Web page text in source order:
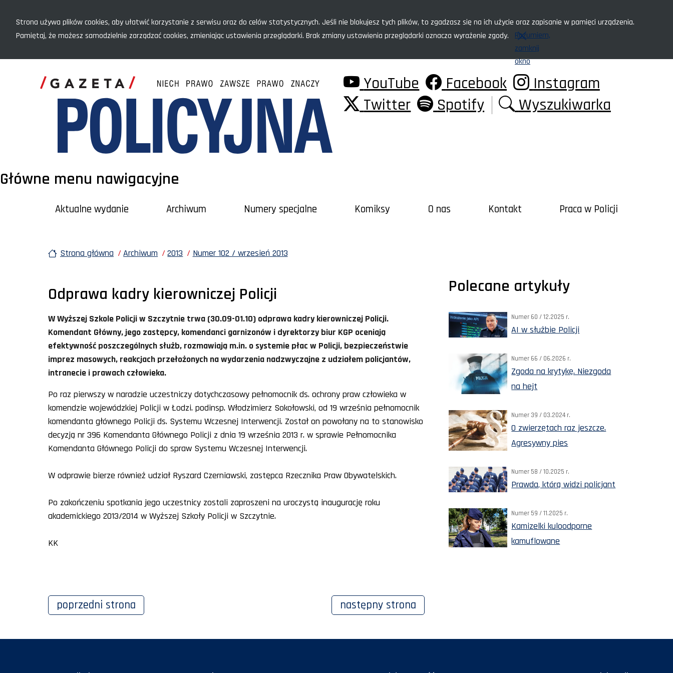
Strona używa plików cookies, aby ułatwić korzystanie z serwisu oraz do celów statystycznych. Jeśli nie blokujesz tych plików, to zgadzasz się na ich użycie oraz zapisanie w pamięci urządzenia.
Pamiętaj, że możesz samodzielnie zarządzać cookies, zmieniając ustawienia przeglądarki. Brak zmiany ustawienia przeglądarki oznacza wyrażenie zgody.
Rozumiem,
zamknij
okno
YouTube Facebook
Instagram
Twitter
Spotify Wyszukiwarka
Główne menu nawigacyjne
Aktualne wydanie Archiwum Numery specjalne Komiksy O nas Kontakt Praca w Policji
Strona główna Archiwum 2013 Numer 102 / wrzesień 2013
Odprawa kadry kierowniczej Policji
W Wyższej Szkole Policji w Szczytnie trwa (30.09-01.10) odprawa kadry kierowniczej Policji.
Komendant Główny, jego zastępcy, komendanci garnizonów i dyrektorzy biur KGP oceniają
efektywność poszczególnych służb, rozmawiają m.in. o systemie płac w Policji, bezpieczeństwie
imprez masowych, reakcjach przełożonych na wydarzenia nadzwyczajne z udziałem policjantów,
intranecie i prawach człowieka.
Po raz pierwszy w naradzie uczestniczy dotychczasowy pełnomocnik ds. ochrony praw człowieka w
komendzie wojewódzkiej Policji w Łodzi. podinsp. Włodzimierz Sokołowski, od 19 września pełnomocnik
komendanta głównego Policji ds. Systemu Wczesnej Interwencji. Został on powołany na to stanowisko
decyzją nr 396 Komendanta Głównego Policji z dnia 19 września 2013 r. w sprawie Pełnomocnika
Komendanta Głównego Policji do spraw Systemu Wczesnej Interwencji.
W odprawie bierze również udział Ryszard Czerniawski, zastępca Rzecznika Praw Obywatelskich.
Po zakończeniu spotkania jego uczestnicy zostali zaproszeni na uroczystą inaugurację roku
akademickiego 2013/2014 w Wyższej Szkoły Policji w Szczytnie.
KK
poprzedni strona następny strona
Polecane artykuły
Numer 60 / 12.2025 r.
AI w służbie Policji
Numer 66 / 06.2026 r.
Zgoda na krytykę. Niezgoda
na hejt
Numer 39 / 03.2024 r.
O zwierzętach raz jeszcze.
Agresywny pies
Numer 58 / 10.2025 r.
Prawda, którą widzi policjant
Numer 59 / 11.2025 r.
Kamizelki kuloodporne
kamuflowane